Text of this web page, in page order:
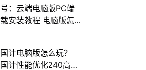
：云端电脑版PC端
安装教程 电脑版怎
计电脑版怎么玩？
计性能优化240高帧